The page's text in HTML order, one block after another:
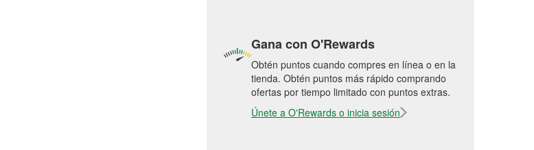
Gana con O'Rewards
Obtén puntos cuando compres en línea o en la
tienda. Obtén puntos más rápido comprando
ofertas por tiempo limitado con puntos extras.
Únete a O'Rewards o inicia sesión